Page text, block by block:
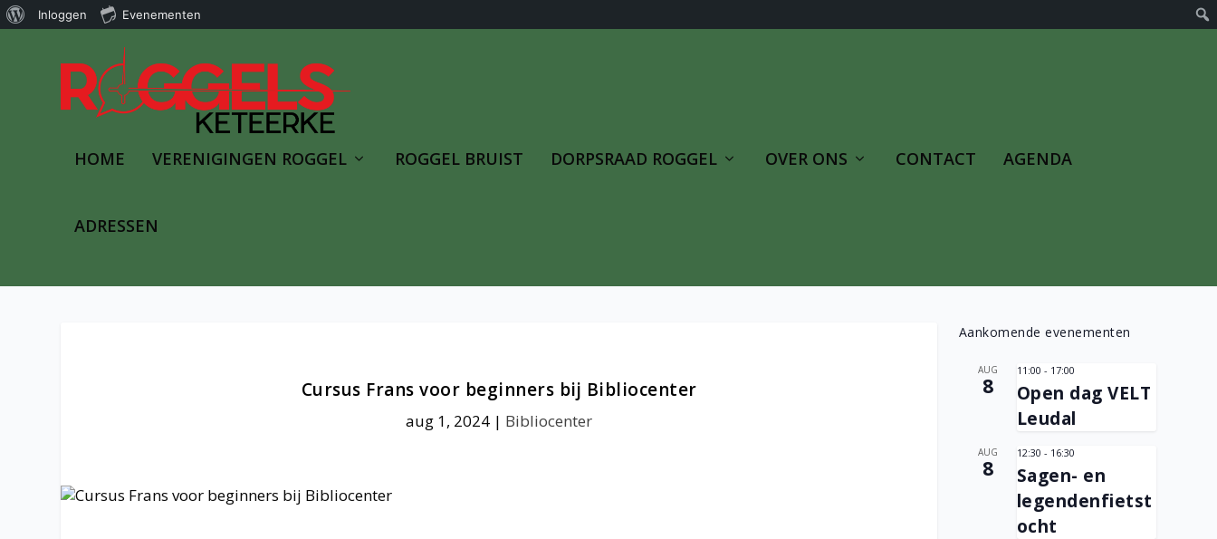
Over
Inloggen Evenementen
HOME VERENIGINGEN ROGGEL ROGGEL BRUIST DORPSRAAD ROGGEL OVER ONS CONTACT AGENDA
ADRESSEN
Cursus Frans voor beginners bij Bibliocenter
aug 1, 2024 | Bibliocenter
Aankomende evenementen
AUG
8
11:00 - 17:00
Open dag VELT
Leudal
AUG
8
12:30 - 16:30
Sagen- en
legendenfietst
ocht